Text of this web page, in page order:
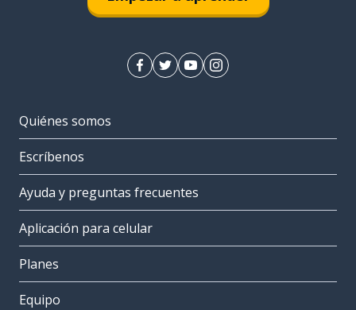
Quiénes somos
Escríbenos
Ayuda y preguntas frecuentes
Aplicación para celular
Planes
Equipo